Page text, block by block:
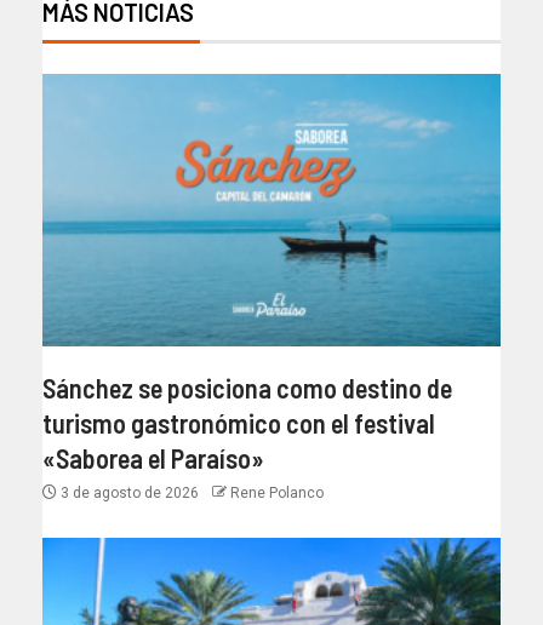
MÁS NOTICIAS
Sánchez se posiciona como destino de
turismo gastronómico con el festival
«Saborea el Paraíso»
3 de agosto de 2026 Rene Polanco